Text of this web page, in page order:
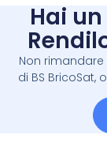
Hai
Non
di BS